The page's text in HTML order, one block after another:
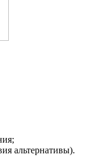
альтернативы).